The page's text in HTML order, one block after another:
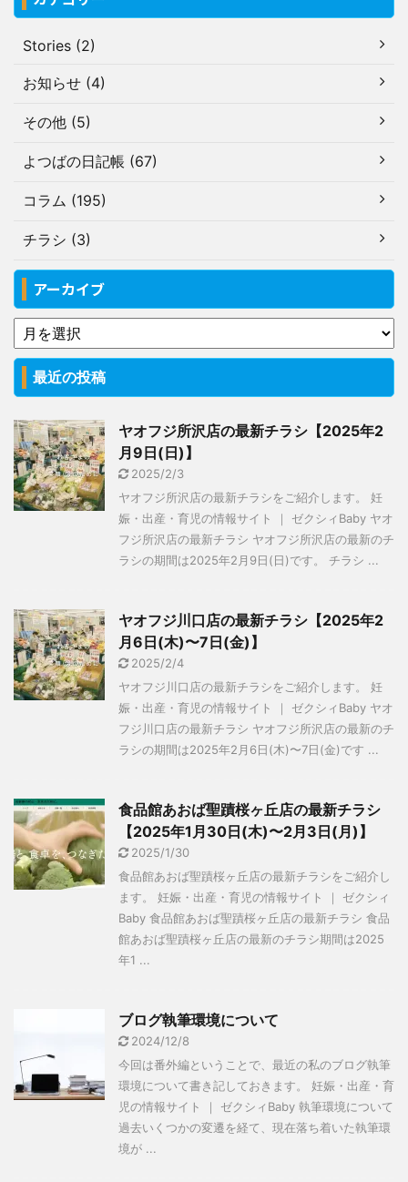
Stories (2)
お知らせ (4)
その他 (5)
よつばの日記帳 (67)
コラム (195)
チラシ (3)
アーカイブ
最近の投稿
ヤオフジ所沢店の最新チラシ【2025年2
月9日(日)】
2025/2/3
ヤオフジ所沢店の最新チラシをご紹介します。 妊
娠・出産・育児の情報サイト ｜ ゼクシィBaby ヤオ
フジ所沢店の最新チラシ ヤオフジ所沢店の最新のチ
ラシの期間は2025年2月9日(日)です。 チラシ ...
ヤオフジ川口店の最新チラシ【2025年2
月6日(木)〜7日(金)】
2025/2/4
ヤオフジ川口店の最新チラシをご紹介します。 妊
娠・出産・育児の情報サイト ｜ ゼクシィBaby ヤオ
フジ川口店の最新チラシ ヤオフジ所沢店の最新のチ
ラシの期間は2025年2月6日(木)〜7日(金)です ...
食品館あおば聖蹟桜ヶ丘店の最新チラシ
【2025年1月30日(木)〜2月3日(月)】
2025/1/30
食品館あおば聖蹟桜ヶ丘店の最新チラシをご紹介し
ます。 妊娠・出産・育児の情報サイト ｜ ゼクシィ
Baby 食品館あおば聖蹟桜ヶ丘店の最新チラシ 食品
館あおば聖蹟桜ヶ丘店の最新のチラシ期間は2025
年1 ...
ブログ執筆環境について
2024/12/8
今回は番外編ということで、最近の私のブログ執筆
環境について書き記しておきます。 妊娠・出産・育
児の情報サイト ｜ ゼクシィBaby 執筆環境について
過去いくつかの変遷を経て、現在落ち着いた執筆環
境が ...